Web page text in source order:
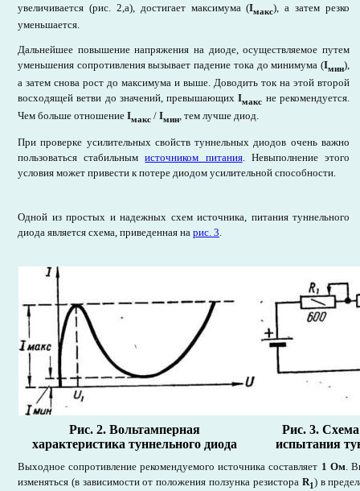
увеличивается (рис. 2,а), достигает максимума (Iмакс), а затем резко
уменьшается.
Дальнейшее повышение напряжения на диоде, осуществляемое путем
уменьшения сопротивления вызывает падение тока до минимума (Iмин),
а затем снова рост до максимума и выше. Доводить ток на этой второй
восходящей ветви до значений, превышающихIмакс не рекомендуется.
Чем больше отношение Iмакс / Iмин , тем лучше диод.
При проверке усилительных свойств туннельных диодов очень важно
пользоваться стабильнымисточником питания. Невыполнение этого
условия может привести к потере диодом усилительной способности.
Одной из простых и надежных схем источника, питания туннельного
диода является схема, приведенная на рис. 3.
Рис. 2.Вольтамперная
характеристика туннельного диода
Рис. 3.
испытания
Выходное сопротивление рекомендуемого источника составляет 1 Ом.
изменяться (в зависимости от положения ползунка резистора R1) в